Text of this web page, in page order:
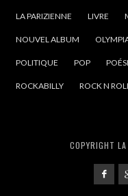
LA PARIZIENNE LIVRE
NOUVEL ALBUM
POLITIQUE POP
ROCKABILLY ROCK N ROLL
COPYRIGHT